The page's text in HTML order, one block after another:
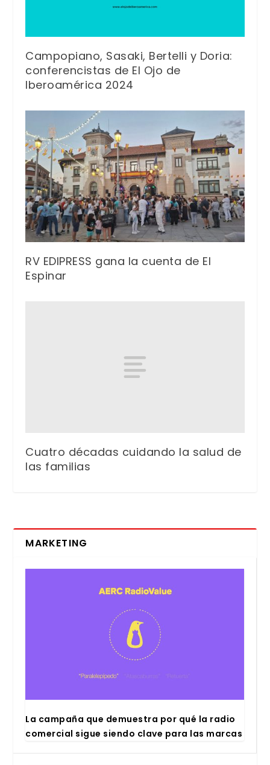
Campopiano, Sasaki, Bertelli y Doria:
conferencistas de El Ojo de
Iberoamérica 2024
RV EDIPRESS gana la cuenta de El
Espinar
Cuatro décadas cuidando la salud de
las familias
MARKETING
La cam­pa­ña que demues­tra por qué la radio
comer­cial sigue sien­do cla­ve para las mar­cas